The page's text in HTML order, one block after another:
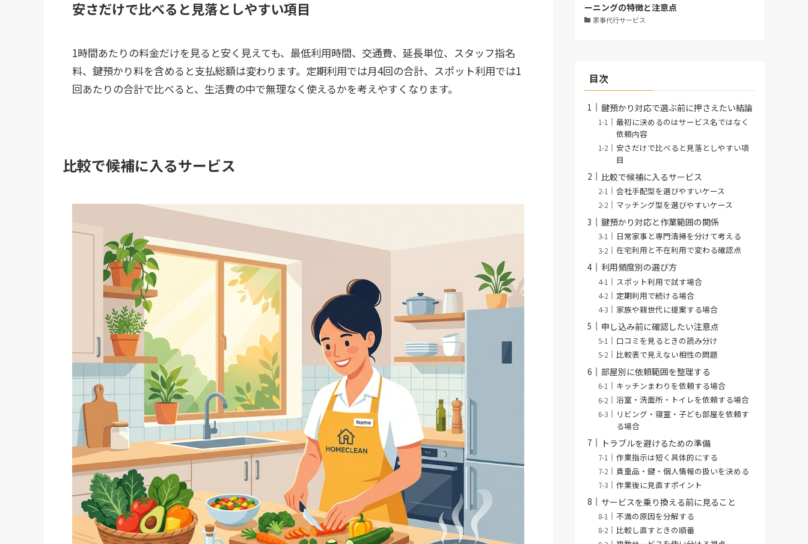
安さだけで比べると見落としやすい項目
1時間あたりの料金だけを見ると安く見えても、最低利用時間、交通費、延長単位、スタッフ指名
料、鍵預かり料を含めると支払総額は変わります。定期利用では月4回の合計、スポット利用では1
回あたりの合計で比べると、生活費の中で無理なく使えるかを考えやすくなります。
比較で候補に入るサービス
ーニングの特徴と注意点
家事代行サービス
目次
鍵預かり対応で選ぶ前に押さえたい結論
最初に決めるのはサービス名ではなく
依頼内容
安さだけで比べると見落としやすい項
目
比較で候補に入るサービス
会社手配型を選びやすいケース
マッチング型を選びやすいケース
鍵預かり対応と作業範囲の関係
日常家事と専門清掃を分けて考える
在宅利用と不在利用で変わる確認点
利用頻度別の選び方
スポット利用で試す場合
定期利用で続ける場合
家族や親世代に提案する場合
申し込み前に確認したい注意点
口コミを見るときの読み分け
比較表で見えない相性の問題
部屋別に依頼範囲を整理する
キッチンまわりを依頼する場合
浴室・洗面所・トイレを依頼する場合
リビング・寝室・子ども部屋を依頼す
る場合
トラブルを避けるための準備
作業指示は短く具体的にする
貴重品・鍵・個人情報の扱いを決める
作業後に見直すポイント
サービスを乗り換える前に見ること
不満の原因を分解する
比較し直すときの順番